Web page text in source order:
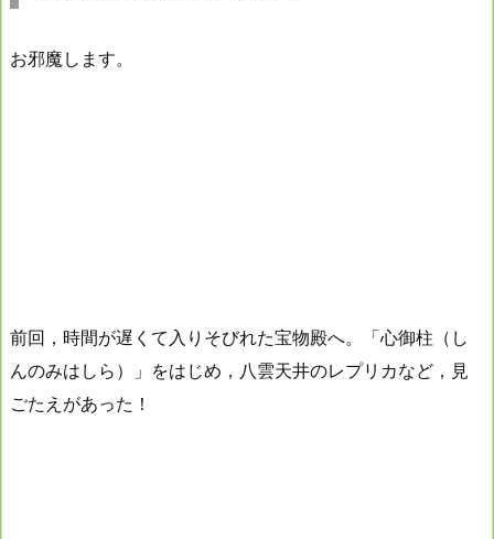
お邪魔します。
前回，時間が遅くて入りそびれた宝物殿へ。「心御柱（し
んのみはしら）」をはじめ，八雲天井のレプリカなど，見
ごたえがあった！